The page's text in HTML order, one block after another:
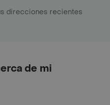
direcciones recientes
de mi